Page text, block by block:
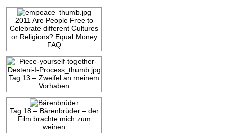
2011 Are People Free to
Celebrate different Cultures
or Religions? Equal Money
FAQ
Tag 13 – Zweifel an meinem
Vorhaben
Tag 18 – Bärenbrüder – der
Film brachte mich zum
weinen